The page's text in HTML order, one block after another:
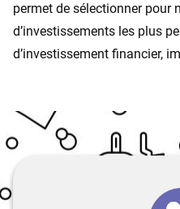
permet de sélectionner pour
d’investissements les plus
d’investissement financier,